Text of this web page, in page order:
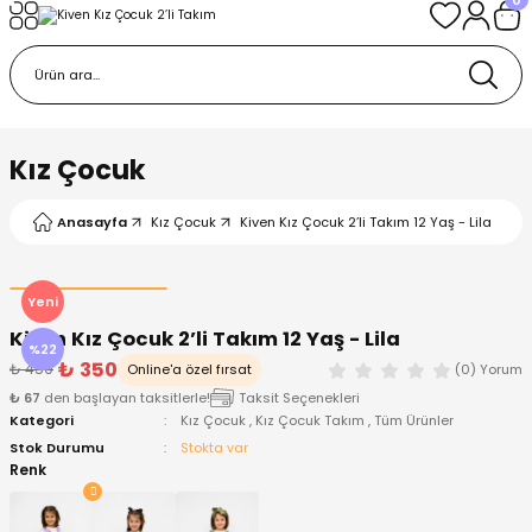
Kız Çocuk
Anasayfa Kız Çocuk Kiven Kız Çocuk 2’li Takım 12 Yaş - Lila
Yeni
%22
Kiven Kız Çocuk 2’li Takım 12 Yaş - Lila
₺ 450 ₺ 350 Online'a özel fırsat
(0) Yorum
₺ 67 den başlayan taksitlerle!
Taksit Seçenekleri
Kategori
Kız Çocuk , Kız Çocuk Takım ,Tüm Ürünler
Stok Durumu
Stokta var
Renk
Giyim
Bere ve Eldiven
Body
Bere ve Eldiven
Body
ve Patik
Çıkışı ve Zıbın Seti
Ürünleri